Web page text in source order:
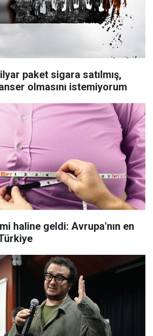
paket sigara satılmış,
olmasını istemiyorum
haline geldi: Avrupa'nın en